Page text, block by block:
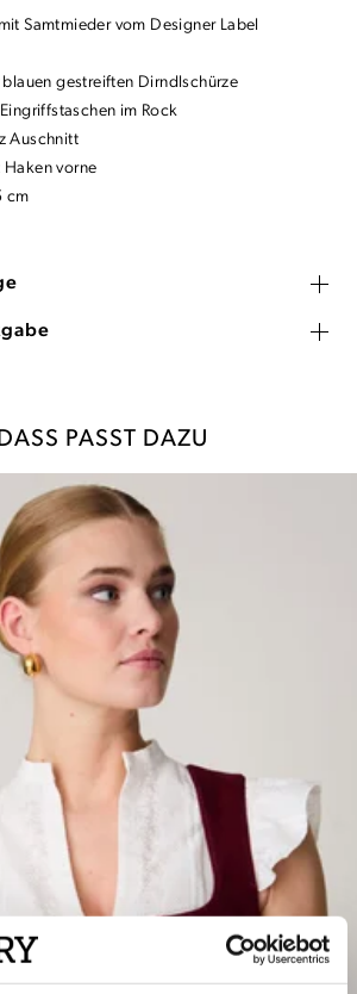
Samtmieder vom Designer Label
blauen gestreiften Dirndlschürze
im Rock
Auschnitt
Haken vorne
cm
PASST DAZU